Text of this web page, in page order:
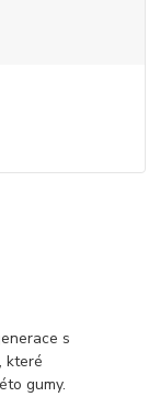
s
které
gumy.